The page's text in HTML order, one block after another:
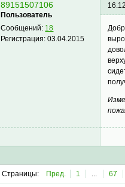
89151507106
Пользователь
Сообщений: 18
Регистрация:03.04.2015
Страницы: Пред. 1 ... 67